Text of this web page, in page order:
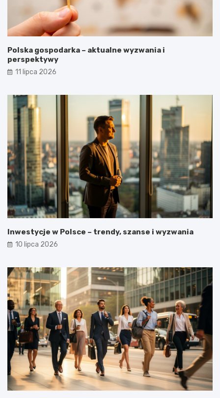
Polska gospodarka – aktualne wyzwania i
perspektywy
11 lipca 2026
Inwestycje w Polsce – trendy, szanse i wyzwania
10 lipca 2026